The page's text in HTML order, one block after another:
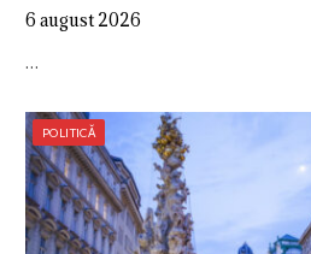
6 august 2026
…
POLITICĂ